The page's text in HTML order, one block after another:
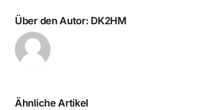
Über den Autor: DK2HM
Ähnliche Artikel